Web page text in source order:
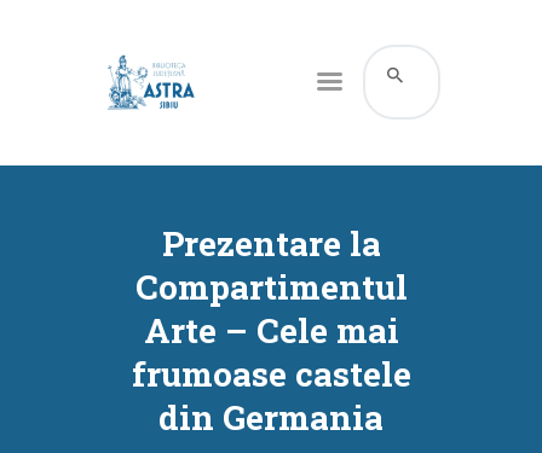
Prezentare la
Compartimentul
Arte – Cele mai
frumoase castele
din Germania
CATALOG ONLINE
RESURSE
SERVICII
INFORMAȚII UTILE
BLOG
CONTACT